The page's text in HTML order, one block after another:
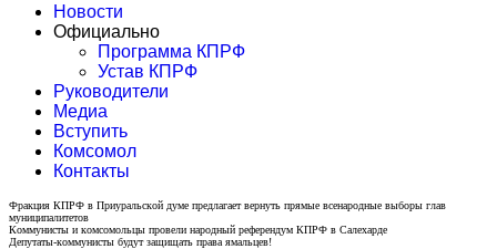
Новости
Официально
Программа КПРФ
Устав КПРФ
Руководители
Медиа
Вступить
Комсомол
Контакты
Фракция КПРФ в Приуральской думе предлагает вернуть прямые всенародные выборы глав
муниципалитетов
Коммунисты и комсомольцы провели народный референдум КПРФ в Салехарде
Депутаты-коммунисты будут защищать права ямальцев!